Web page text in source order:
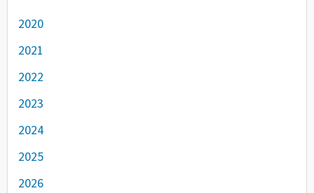
2020
2021
2022
2023
2024
2025
2026